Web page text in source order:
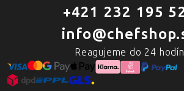
+421 232 195
Reagujeme do 24 hodín